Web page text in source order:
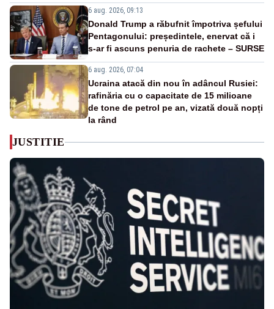
6 aug. 2026, 09:13
Donald Trump a răbufnit împotriva șefului
Pentagonului: președintele, enervat că i
s-ar fi ascuns penuria de rachete – SURSE
6 aug. 2026, 07:04
Ucraina atacă din nou în adâncul Rusiei:
rafinăria cu o capacitate de 15 milioane
de tone de petrol pe an, vizată două nopți
la rând
JUSTITIE